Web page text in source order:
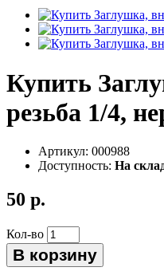
Купить
резьба 1/4,
Артикул: 000988
Доступность: На
50 р.
Кол-во
В корзину